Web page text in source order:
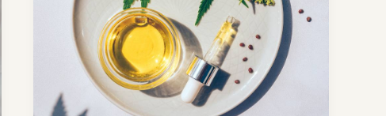
douleurs
neuropathiques